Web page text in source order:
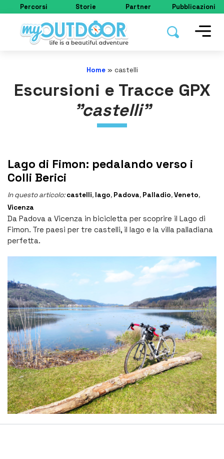
Percorsi Storie Partner Pubblicazioni
Home» castelli
Escursioni e Tracce GPX
"castelli"
Lago di Fimon: pedalando verso i
Colli Berici
In questo articolo:castelli, lago, Padova, Palladio,Veneto,
Vicenza
Da Padova a Vicenza in bicicletta per scoprire il Lago di
Fimon. Tre paesi per tre castelli, il lago e la villa palladiana
perfetta.